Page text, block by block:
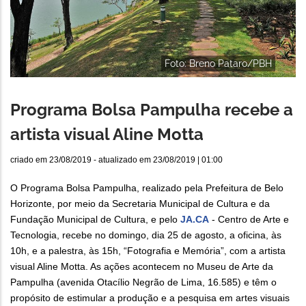
Foto: Breno Pataro/PBH
Programa Bolsa Pampulha recebe a
artista visual Aline Motta
criado em 23/08/2019 - atualizado em 23/08/2019 | 01:00
O Programa Bolsa Pampulha, realizado pela Prefeitura de Belo
Horizonte, por meio da Secretaria Municipal de Cultura e da
Fundação Municipal de Cultura, e pelo JA.CA - Centro de Arte e
Tecnologia, recebe no domingo, dia 25 de agosto, a oficina, às
10h, e a palestra, às 15h, “Fotografia e Memória”, com a artista
visual Aline Motta. As ações acontecem no Museu de Arte da
Pampulha (avenida Otacílio Negrão de Lima, 16.585) e têm o
propósito de estimular a produção e a pesquisa em artes visuais